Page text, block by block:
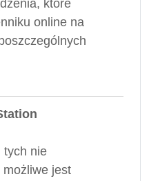
które
online na
tych nie
jest